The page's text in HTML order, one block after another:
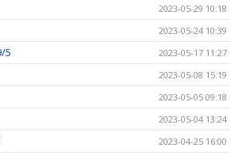
2023-05-29 10:18
2023-05-24 10:39
5 2023-05-17 11:27
2023-05-08 15:19
2023-05-05 09:18
2023-05-04 13:24
2023-04-25 16:00